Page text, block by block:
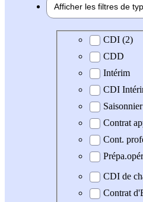
Afficher les filtres de
Type de contrat
CDI (2)
CDD
Intérim
CDI
Saisonnier
Contrat
Cont.
CDI de
Contrat